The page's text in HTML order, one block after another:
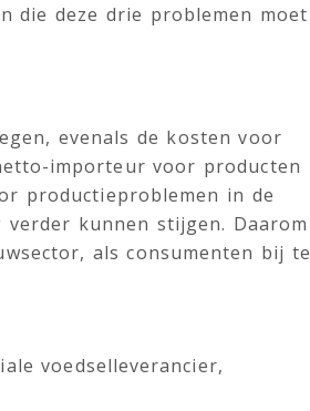
die deze drie problemen moet
evenals de kosten voor
importeur voor producten
productieproblemen in de
kunnen stijgen. Daarom
als consumenten bij te
voedselleverancier,